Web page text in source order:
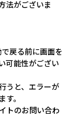
法がございま
戻る前に画面を
可能性がござい
うと、エラーが
。
トのお問い合わ